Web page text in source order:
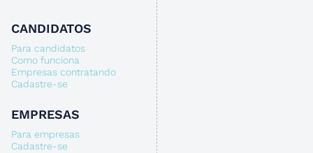
CANDIDATOS
Para candidatos
Como funciona
Empresas contratando
Cadastre-se
EMPRESAS
Para empresas
Cadastre-se